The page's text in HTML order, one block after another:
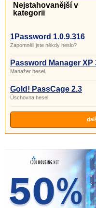
Nejstahovanější v
kategorii
1Password 1.0.9.316
Zapomněli jste někdy heslo?
Password Manager XP
Manažer hesel.
Gold! PassCage 2.3
Úschovna hesel.